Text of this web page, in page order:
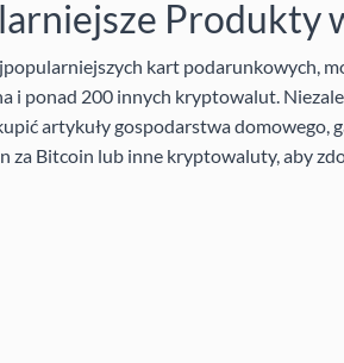
Produkty
kart podarunkowych,
i ponad 200 innych kryptowalut.
artykuły gospodarstwa domowego,
za Bitcoin lub inne kryptowaluty, aby